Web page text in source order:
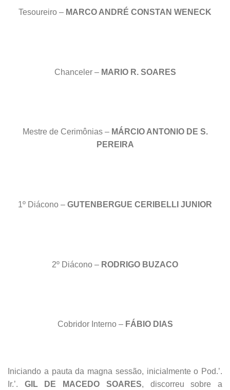
Tesoureiro – MARCO ANDRÉ CONSTAN WENECK
Chanceler – MARIO R. SOARES
Mestre de Cerimônias – MÁRCIO ANTONIO DE S.
PEREIRA
1º Diácono – GUTENBERGUE CERIBELLI JUNIOR
2º Diácono – RODRIGO BUZACO
Cobridor Interno – FÁBIO DIAS
Iniciando a pauta da magna sessão, inicialmente o Pod.’.
Ir.’. GIL DE MACEDO SOARES, discorreu sobre a